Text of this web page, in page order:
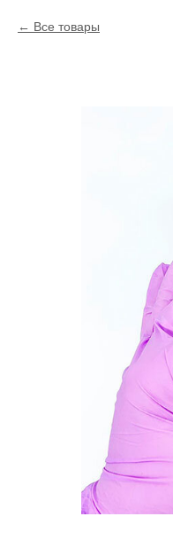
Все товары